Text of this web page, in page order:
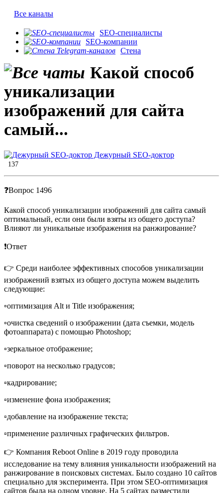
Все каналы
SEO-специалисты
SEO-компании
Стена
Какой способ
уникализации
изображений для сайта
самый...
Дежурный SEO-доктор
137
❓Вопрос 1496
Какой способ уникализации изображений для сайта самый
оптимальный, если они были взяты из общего доступа?
Влияют ли уникальные изображения на ранжирование?
❗️Ответ
👉 Среди наиболее эффективных способов уникализации
изображений взятых из общего доступа можем выделить
следующие:
▫️оптимизация Alt и Title изображения;
▫️очистка сведений о изображении (дата съемки, модель
фотоаппарата) с помощью Photoshop;
▫️зеркальное отображение;
▫️поворот на несколько градусов;
▫️кадрирование;
▫️изменение фона изображения;
▫️добавление на изображение текста;
▫️применение различных графических фильтров.
👉 Компания Reboot Online в 2019 году проводила
исследование на тему влияния уникальности изображений на
ранжирование в поисковых системах. Было создано 10 сайтов
специально для эксперимента. При этом SEO-оптимизация
сайтов была на одном уровне. На 5 сайтах разместили